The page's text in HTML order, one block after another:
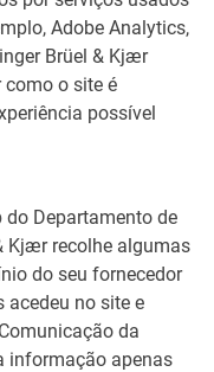
Adobe Analytics,
Brüel & Kjær
como o site é
possível
do Departamento de
Kjær recolhe algumas
do seu fornecedor
acedeu no site e
da
informação apenas